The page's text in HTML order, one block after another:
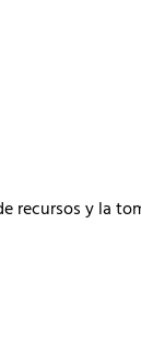
recursos y la